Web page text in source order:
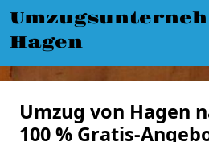
Hagen
Umzug von Hagen
100 % Gratis-